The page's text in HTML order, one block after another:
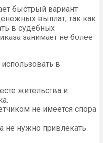
быстрый вариант
выплат, так как
в судебных
занимает не более
в
жительства и
не имеется спора
не нужно привлекать